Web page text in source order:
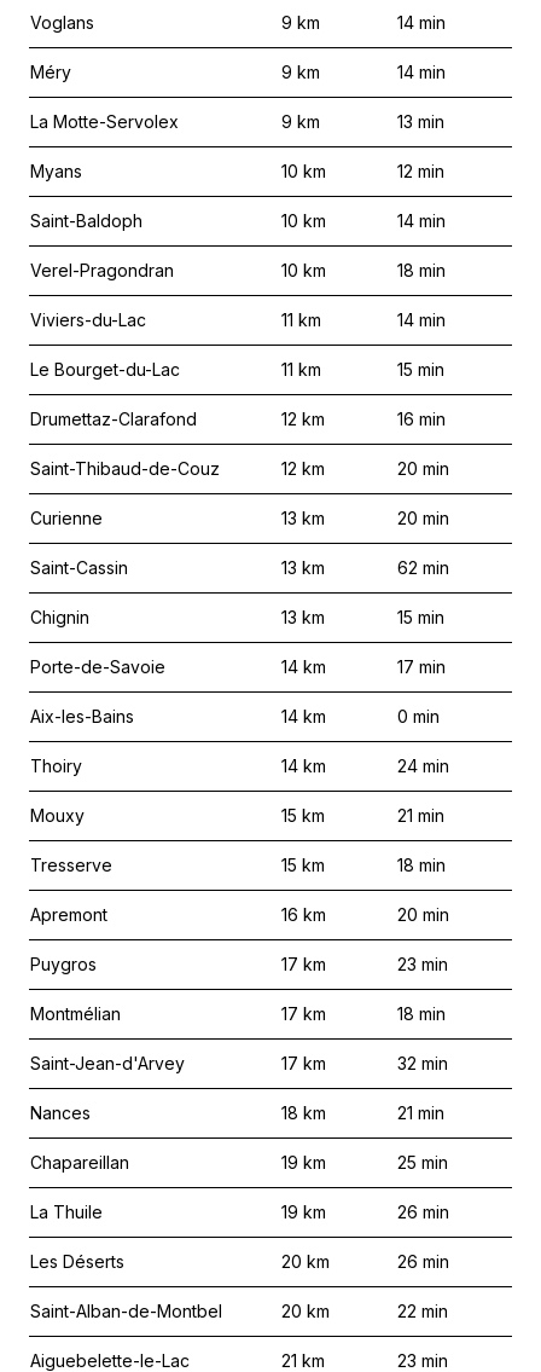
Voglans 9 km 14 min
Méry 9 km 14 min
La Motte-Servolex 9 km 13 min
Myans 10 km 12 min
Saint-Baldoph 10 km 14 min
Verel-Pragondran 10 km 18 min
Viviers-du-Lac 11 km 14 min
Le Bourget-du-Lac 11 km 15 min
Drumettaz-Clarafond 12 km 16 min
Saint-Thibaud-de-Couz 12 km 20 min
Curienne 13 km 20 min
Saint-Cassin 13 km 62 min
Chignin 13 km 15 min
Porte-de-Savoie 14 km 17 min
Aix-les-Bains 14 km 0 min
Thoiry 14 km 24 min
Mouxy 15 km 21 min
Tresserve 15 km 18 min
Apremont 16 km 20 min
Puygros 17 km 23 min
Montmélian 17 km 18 min
Saint-Jean-d'Arvey 17 km 32 min
Nances 18 km 21 min
Chapareillan 19 km 25 min
La Thuile 19 km 26 min
Les Déserts 20 km 26 min
Saint-Alban-de-Montbel 20 km 22 min
Aiguebelette-le-Lac 21 km 23 min